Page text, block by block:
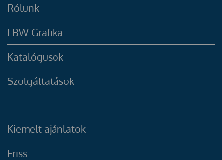
Rólunk
LBW Grafika
Katalógusok
Szolgáltatások
Kiemelt ajánlatok
Friss